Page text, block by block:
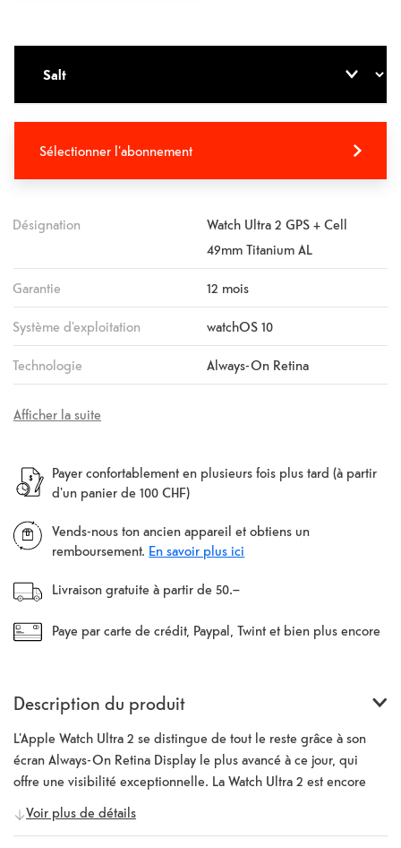
Sélectionner l'abonnement
Désignation
Watch Ultra 2 GPS + Cell
49mm Titanium AL
Garantie 12 mois
Système d'exploitation watchOS 10
Technologie Always-On Retina
Afficher la suite
Payer confortablement en plusieurs fois plus tard (à partir
d'un panier de 100 CHF)
Vends-nous ton ancien appareil et obtiens un
remboursement. En savoir plus ici
Livraison gratuite à partir de 50.–
Paye par carte de crédit, Paypal, Twint et bien plus encore
Description du produit
L'Apple Watch Ultra 2 se distingue de tout le reste grâce à son
écran Always-On Retina Display le plus avancé à ce jour, qui
offre une visibilité exceptionnelle. La Watch Ultra 2 est encore
plus robuste et dispose d'un verre extrêmement résistant sur la
face avant. Elle est également étanche jusqu'à une profondeur de
Voir plus de détails